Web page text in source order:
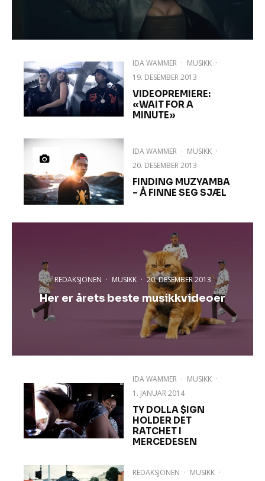
IDA WAMMER · MUSIKK ·
19. DESEMBER 2013
VIDEOPREMIERE:
«WAIT FOR A
MINUTE»
IDA WAMMER · MUSIKK ·
20. DESEMBER 2013
FINDING MUZYAMBA
– Å FINNE SEG SJÆL
REDAKSJONEN · MUSIKK · 20. DESEMBER 2013
Her er årets beste musikkvideoer
IDA WAMMER · MUSIKK ·
1. JANUAR 2014
TY DOLLA $IGN
HOLDER DET
RATCHET I
MERCEDESEN
REDAKSJONEN · MUSIKK ·